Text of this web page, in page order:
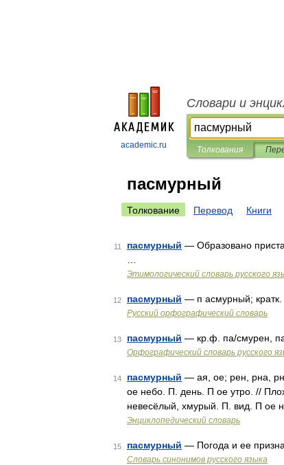
academic.ru
Словари и
Толкования
пасмурный
Толкование Перевод Книги
11 пасмурный — Образовано
Этимологический словарь русского
12 пасмурный — п асмурный;
Русский орфографический словарь
13 пасмурный — кр.ф. па/смурен,
Орфографический словарь русского
14 пасмурный — ая, ое; рен, рна,
ое небо. П. день. П ое утро. //
невесёлый, хмурый. П. вид. П ое
Энциклопедический словарь
15 пасмурный — Погода и ее
Словарь синонимов русского языка